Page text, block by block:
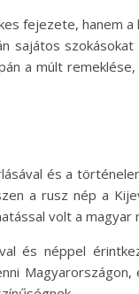
fejezete, hanem
sajátos
a múlt
és a
a rusz nép a
volt a magyar
és néppel